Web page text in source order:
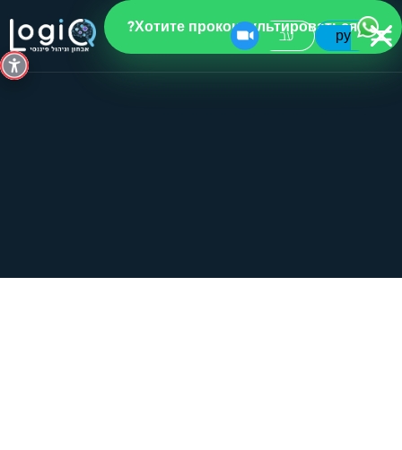
Хотите проконсультироваться?
עב ру